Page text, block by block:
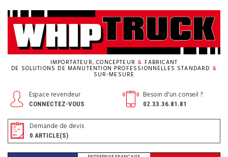
IMPORTATEUR, CONCEPTEUR & FABRICANT
DE SOLUTIONS DE MANUTENTION PROFESSIONNELLES STANDARD &
SUR-MESURE
Espace revendeur
CONNECTEZ-VOUS
Besoin d'un conseil ?
02.33.36.81.81
Demande de devis
0 ARTICLE(S)